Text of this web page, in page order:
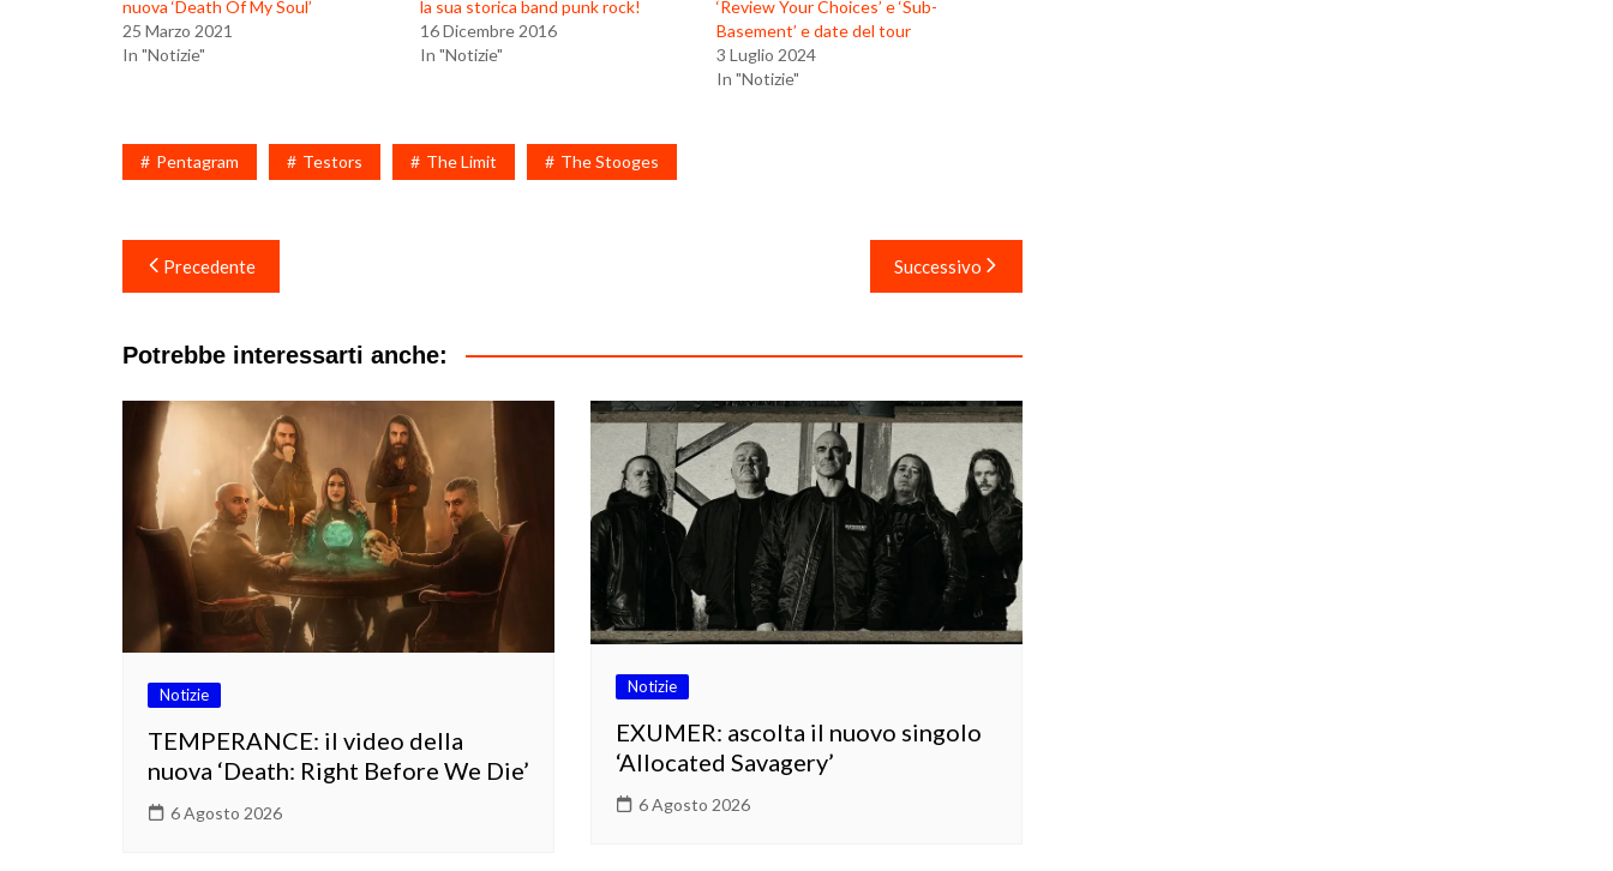
nuova ‘Death Of My Soul’
25 Marzo 2021
In "Notizie"
la sua storica band punk rock!
16 Dicembre 2016
In "Notizie"
‘Review Your Choices’ e ‘Sub-
Basement’ e date del tour
3 Luglio 2024
In "Notizie"
Pentagram Testors The Limit The Stooges
Navigazione
articoli
Precedente Successivo
Potrebbe interessarti anche:
Notizie
TEMPERANCE: il video della
nuova ‘Death: Right Before We Die’
6 Agosto 2026
Notizie
EXUMER: ascolta il nuovo singolo
‘Allocated Savagery’
6 Agosto 2026